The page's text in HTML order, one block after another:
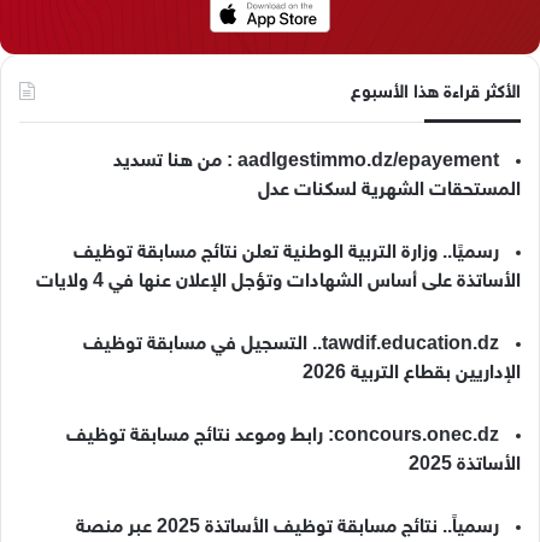
الأكثر قراءة هذا الأسبوع
aadlgestimmo.dz/epayement : من هنا تسديد
المستحقات الشهرية لسكنات عدل
رسميًا.. وزارة التربية الوطنية تعلن نتائج مسابقة توظيف
الأساتذة على أساس الشهادات وتؤجل الإعلان عنها في 4 ولايات
tawdif.education.dz.. التسجيل في مسابقة توظيف
الإداريين بقطاع التربية 2026
concours.onec.dz: رابط وموعد نتائج مسابقة توظيف
الأساتذة 2025
رسمياً.. نتائج مسابقة توظيف الأساتذة 2025 عبر منصة